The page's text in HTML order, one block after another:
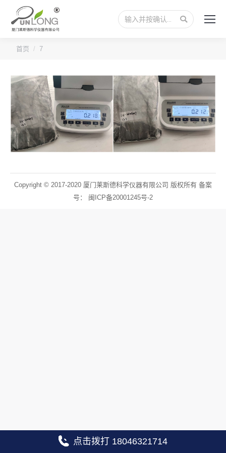
搜
索：
您的位置：
首页 7
Copyright © 2017-2020 厦门莱斯德科学仪器有限公司 版权所有 备案
号： 闽ICP备20001245号-2
点击拨打 18046321714